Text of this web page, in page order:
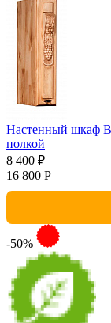
Настенный шкаф
полкой
8 400 ₽
16 800 Р
-50%